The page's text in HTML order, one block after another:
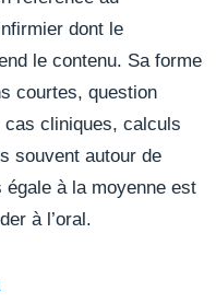
dont le
le contenu. Sa forme
courtes, question
cas cliniques, calculs
souvent autour de
à la moyenne est
à l’oral.